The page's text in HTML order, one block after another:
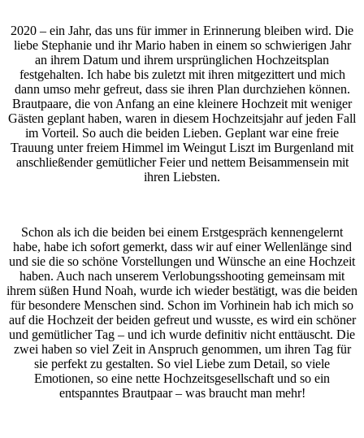
2020 – ein Jahr, das uns für immer in Erinnerung bleiben wird. Die
liebe Stephanie und ihr Mario haben in einem so schwierigen Jahr
an ihrem Datum und ihrem ursprünglichen Hochzeitsplan
festgehalten. Ich habe bis zuletzt mit ihren mitgezittert und mich
dann umso mehr gefreut, dass sie ihren Plan durchziehen können.
Brautpaare, die von Anfang an eine kleinere Hochzeit mit weniger
Gästen geplant haben, waren in diesem Hochzeitsjahr auf jeden Fall
im Vorteil. So auch die beiden Lieben. Geplant war eine freie
Trauung unter freiem Himmel im Weingut Liszt im Burgenland mit
anschließender gemütlicher Feier und nettem Beisammensein mit
ihren Liebsten.
Schon als ich die beiden bei einem Erstgespräch kennengelernt
habe, habe ich sofort gemerkt, dass wir auf einer Wellenlänge sind
und sie die so schöne Vorstellungen und Wünsche an eine Hochzeit
haben. Auch nach unserem Verlobungsshooting gemeinsam mit
ihrem süßen Hund Noah, wurde ich wieder bestätigt, was die beiden
für besondere Menschen sind. Schon im Vorhinein hab ich mich so
auf die Hochzeit der beiden gefreut und wusste, es wird ein schöner
und gemütlicher Tag – und ich wurde definitiv nicht enttäuscht. Die
zwei haben so viel Zeit in Anspruch genommen, um ihren Tag für
sie perfekt zu gestalten. So viel Liebe zum Detail, so viele
Emotionen, so eine nette Hochzeitsgesellschaft und so ein
entspanntes Brautpaar – was braucht man mehr!